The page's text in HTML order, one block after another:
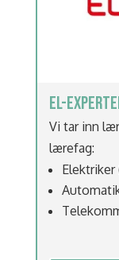
EL-
Vi tar inn
lærefag:
Elektriker